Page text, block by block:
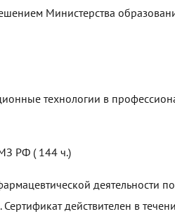
Министерства
технологии в
РФ ( 144 ч.)
деятельности
действителен в